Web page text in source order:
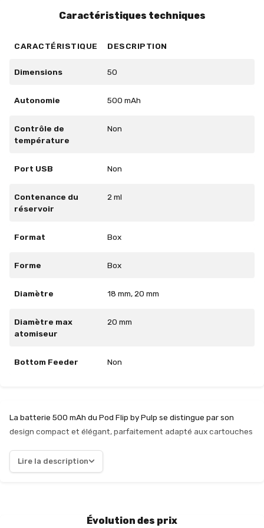
Caractéristiques techniques
CARACTÉRISTIQUE DESCRIPTION
Dimensions 50
Autonomie 500 mAh
Contrôle de
température
Non
Port USB Non
Contenance du
réservoir
2 ml
Format Box
Forme Box
Diamètre 18 mm, 20 mm
Diamètre max
atomiseur
20 mm
Bottom Feeder Non
La batterie 500 mAh du Pod Flip by Pulp se distingue par son
design compact et élégant, parfaitement adapté aux cartouches
dimensions de 70 mm x 20 mm x 18 mm et un poids léger de 21,5 g,
elle se glisse aisément dans une poche ou un sac, rendant le
de plusieurs sessions de vapotage sans interruption. La recharge
Lire la description
Évolution des prix